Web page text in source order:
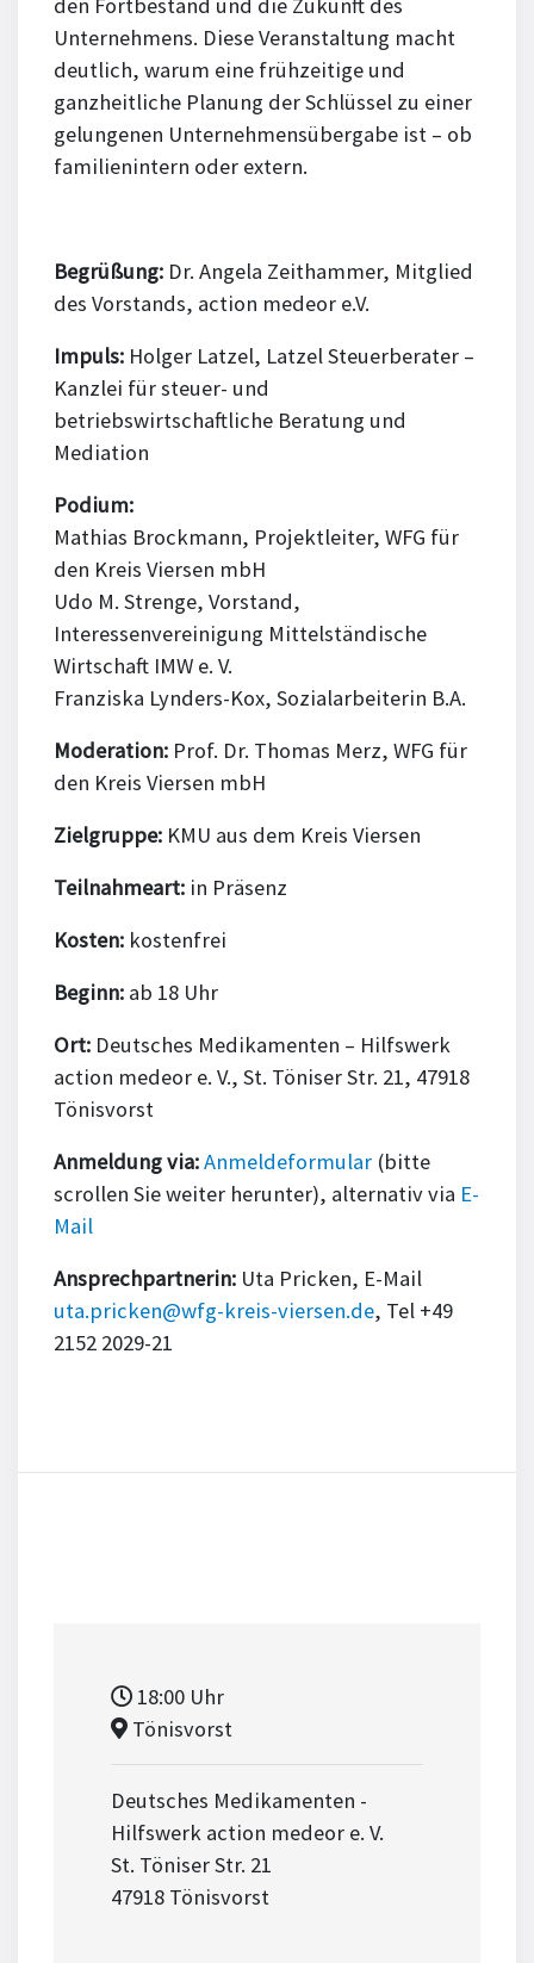
den Fortbestand und die Zukunft des
Unternehmens. Diese Veranstaltung macht
deutlich, warum eine frühzeitige und
ganzheitliche Planung der Schlüssel zu einer
gelungenen Unternehmensübergabe ist – ob
familienintern oder extern.
Begrüßung: Dr. Angela Zeithammer, Mitglied
des Vorstands, action medeor e.V.
Impuls: Holger Latzel, Latzel Steuerberater –
Kanzlei für steuer- und
betriebswirtschaftliche Beratung und
Mediation
Podium:
Mathias Brockmann, Projektleiter, WFG für
den Kreis Viersen mbH
Udo M. Strenge, Vorstand,
Interessenvereinigung Mittelständische
Wirtschaft IMW e. V.
Franziska Lynders-Kox, Sozialarbeiterin B.A.
Moderation: Prof. Dr. Thomas Merz, WFG für
den Kreis Viersen mbH
Zielgruppe: KMU aus dem Kreis Viersen
Teilnahmeart: in Präsenz
Kosten: kostenfrei
Beginn: ab 18 Uhr
Ort: Deutsches Medikamenten – Hilfswerk
action medeor e. V., St. Töniser Str. 21, 47918
Tönisvorst
Anmeldung via:Anmeldeformular (bitte
scrollen Sie weiter herunter), alternativ via E-
Mail
Ansprechpartnerin: Uta Pricken, E-Mail
uta.pricken@wfg-kreis-viersen.de, Tel +49
2152 2029-21
18:00 Uhr
Tönisvorst
Deutsches Medikamenten -
Hilfswerk action medeor e. V.
St. Töniser Str. 21
47918 Tönisvorst